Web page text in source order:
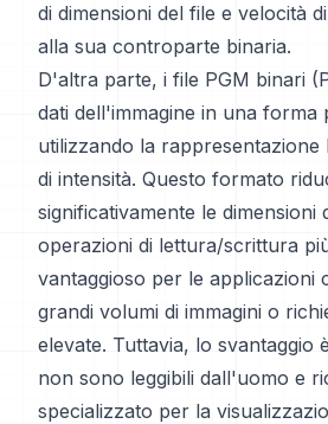
di dimensioni del file e velocità
alla sua controparte binaria.
D'altra parte, i file PGM binari
dati dell'immagine in una forma
utilizzando la rappresentazione
di intensità. Questo formato
significativamente le dimensioni
operazioni di lettura/scrittura
vantaggioso per le applicazioni
grandi volumi di immagini o
elevate. Tuttavia, lo svantaggio
non sono leggibili dall'uomo e
specializzato per la